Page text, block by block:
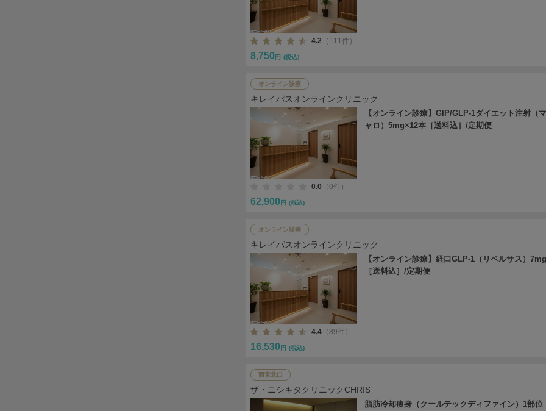
4.2 （111件）
8,750 円 (税込)
オンライン診療
キレイパスオンラインクリニック
【オンライン診療】GIP/GLP-1ダイエット注射（
ャロ）5mg×12本［送料込］/定期便
0.0 （0件）
62,900 円 (税込)
オンライン診療
キレイパスオンラインクリニック
【オンライン診療】経口GLP-1（リベルサス）
［送料込］/定期便
4.4 （89件）
16,530 円 (税込)
西宮北口
ザ・ニシキタクリニックCHRIS
脂肪冷却痩身（クールテックディファイン）1部位